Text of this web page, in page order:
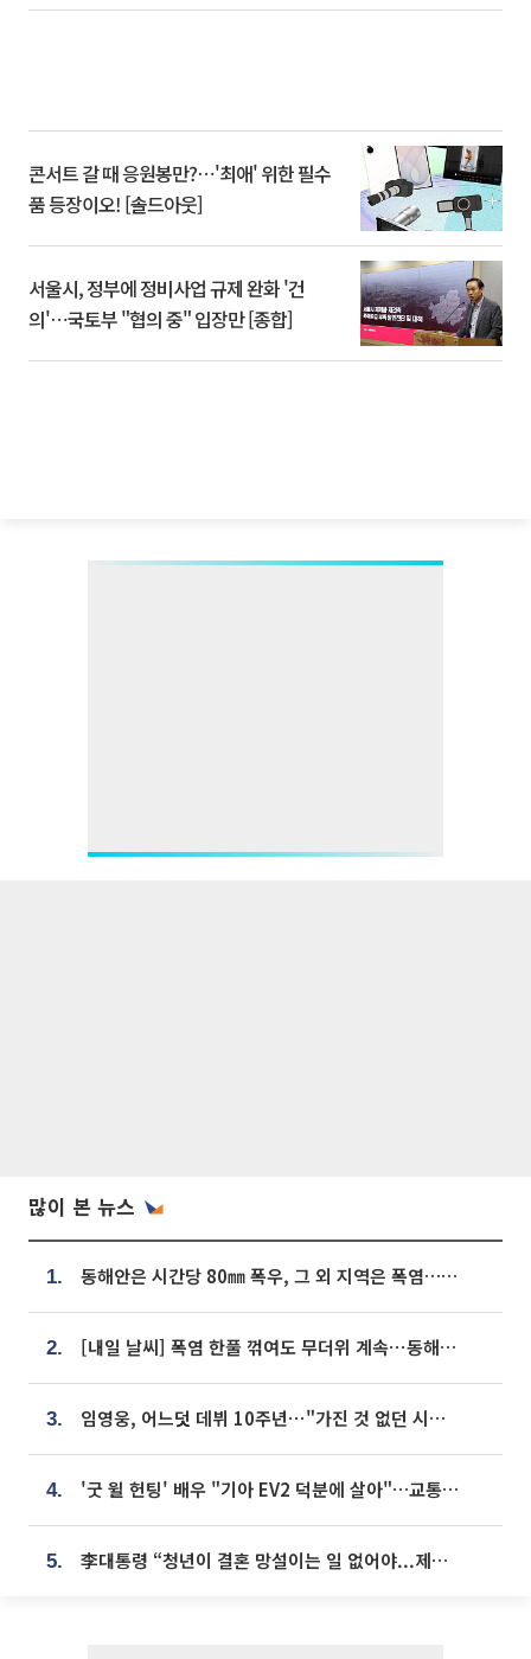
콘서트 갈 때 응원봉만?⋯'최애' 위한 필수
품 등장이오! [솔드아웃]
서울시, 정부에 정비사업 규제 완화 '건
의'⋯국토부 "협의 중" 입장만 [종합]
많이 본 뉴스
1. 동해안은 시간당 80㎜ 폭우, 그 외 지역은 폭염…‘극과 극 날씨’
2. [내일 날씨] 폭염 한풀 꺾여도 무더위 계속⋯동해안 이틀 연속 비
3. 임영웅, 어느덧 데뷔 10주년⋯"가진 것 없던 시절, 내 앞엔 20명의 팬뿐"
4. '굿 윌 헌팅' 배우 "기아 EV2 덕분에 살아"…교통사고 후 안전성 극찬
5. 李대통령 “청년이 결혼 망설이는 일 없어야...제도상 불이익 조사”